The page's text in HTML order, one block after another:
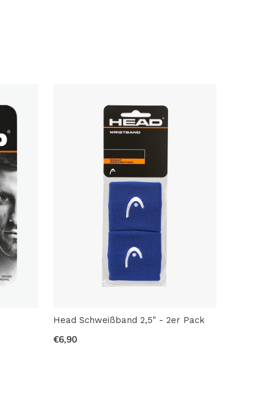
Head Schweißband 2,5" - 2er Pack
€6,90